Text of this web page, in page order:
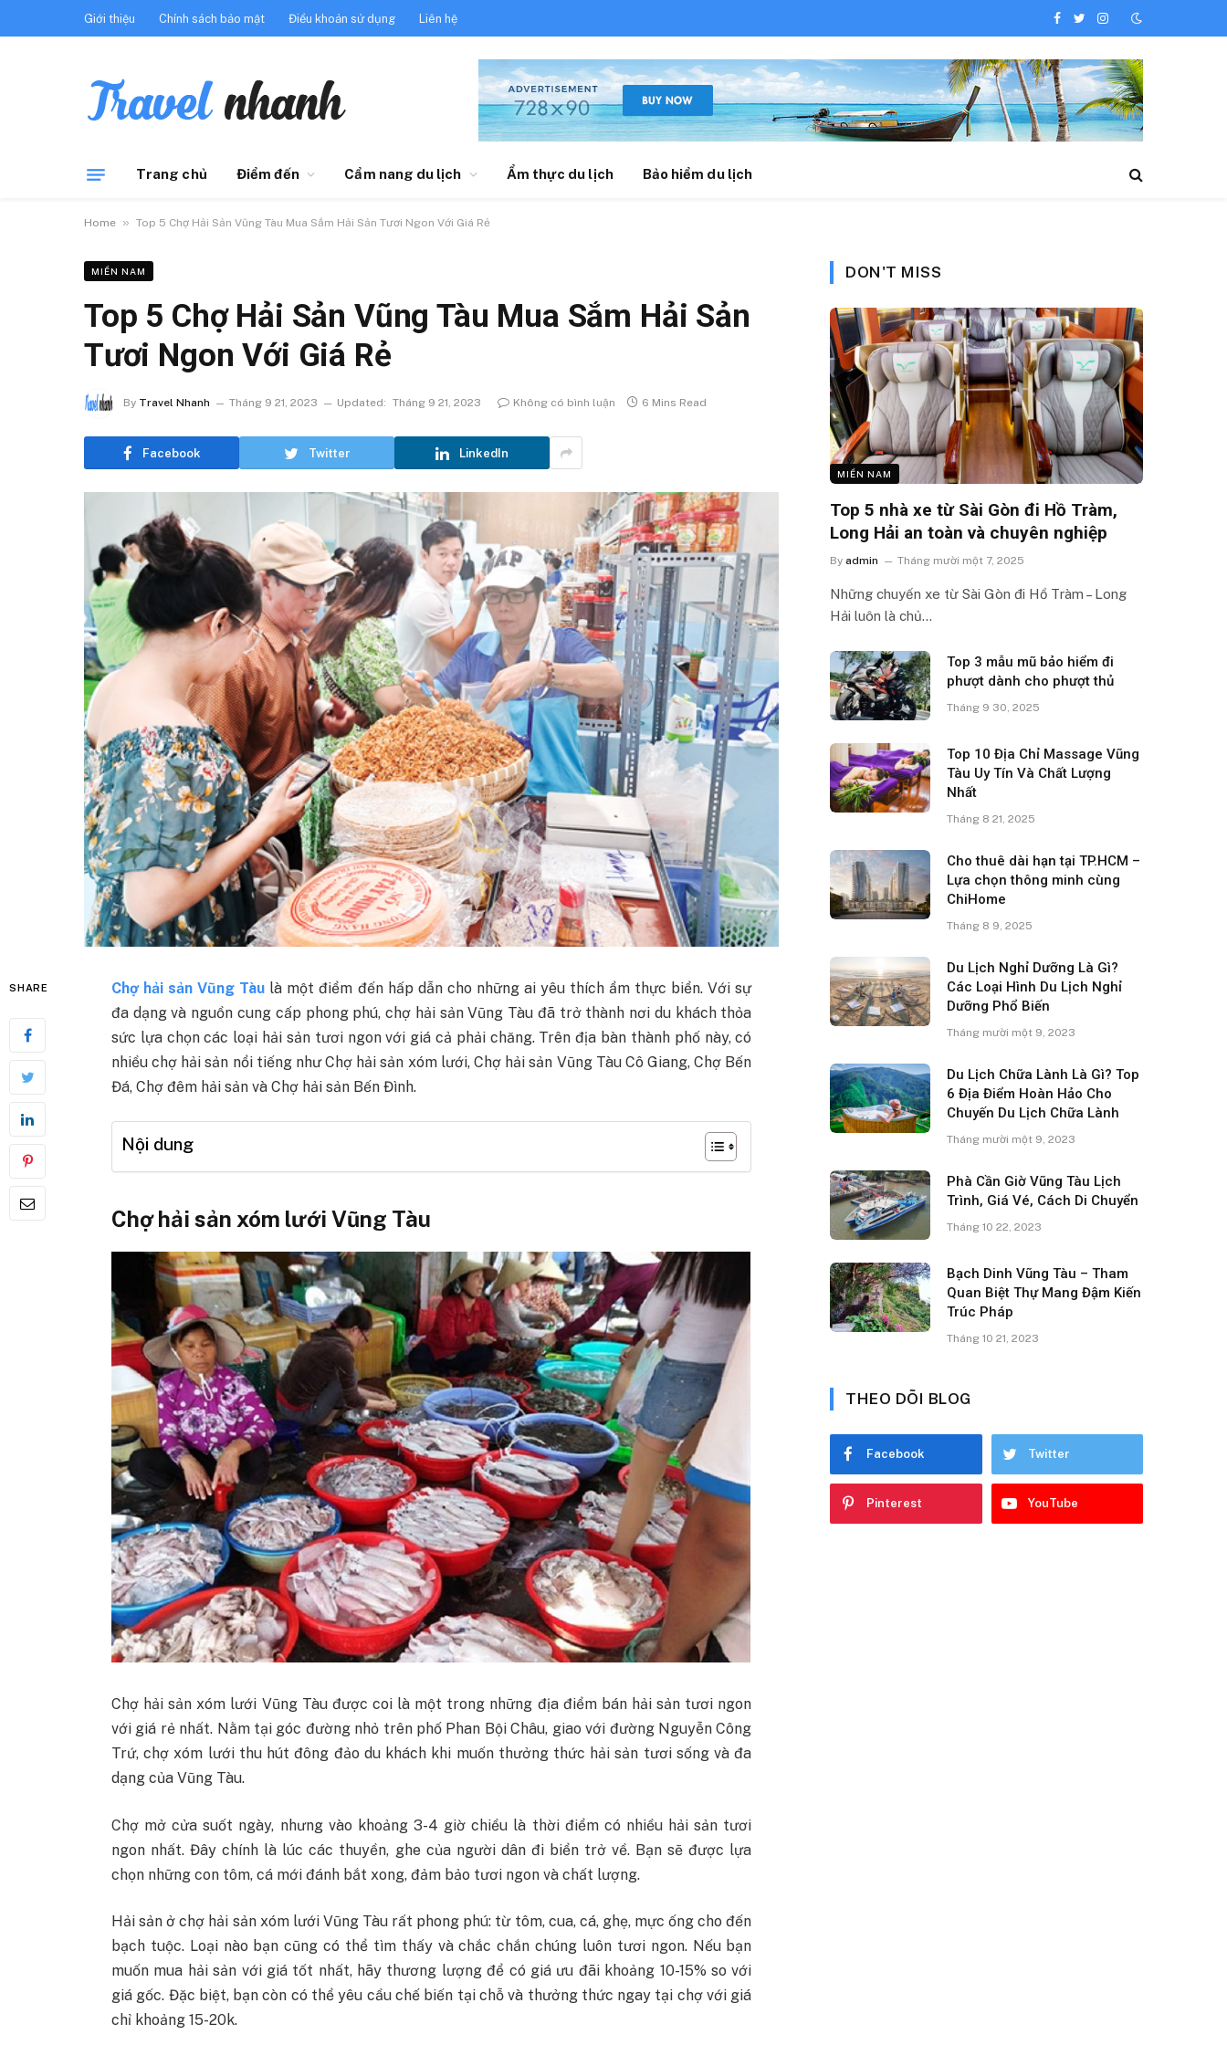
Giới thiệu Chính sách bảo mật Điều khoản sử dụng Liên hệ
Facebook
TwitterInstagram
Trang chủ Điểm đến Cẩm nang du lịch Ẩm thực du lịch Bảo hiểm du lịch
Home » Top 5 Chợ Hải Sản Vũng Tàu Mua Sắm Hải Sản Tươi Ngon Với Giá Rẻ
MIỀN NAM
Top 5 Chợ Hải Sản Vũng Tàu Mua Sắm Hải Sản
Tươi Ngon Với Giá Rẻ
By Travel Nhanh Tháng 9 21, 2023 Updated: Tháng 9 21, 2023 Không có bình luận 6 Mins Read
Facebook Twitter LinkedIn
SHARE Chợ hải sản Vũng Tàu là một điểm đến hấp dẫn cho những ai yêu thích ẩm thực biển. Với sự
đa dạng và nguồn cung cấp phong phú, chợ hải sản Vũng Tàu đã trở thành nơi du khách thỏa
sức lựa chọn các loại hải sản tươi ngon với giá cả phải chăng. Trên địa bàn thành phố này, có
nhiều chợ hải sản nổi tiếng như Chợ hải sản xóm lưới, Chợ hải sản Vũng Tàu Cô Giang, Chợ Bến
Đá, Chợ đêm hải sản và Chợ hải sản Bến Đình.
Nội dung
Chợ hải sản xóm lưới Vũng Tàu
Chợ hải sản xóm lưới Vũng Tàu được coi là một trong những địa điểm bán hải sản tươi ngon
với giá rẻ nhất. Nằm tại góc đường nhỏ trên phố Phan Bội Châu, giao với đường Nguyễn Công
Trứ, chợ xóm lưới thu hút đông đảo du khách khi muốn thưởng thức hải sản tươi sống và đa
dạng của Vũng Tàu.
Chợ mở cửa suốt ngày, nhưng vào khoảng 3-4 giờ chiều là thời điểm có nhiều hải sản tươi
ngon nhất. Đây chính là lúc các thuyền, ghe của người dân đi biển trở về. Bạn sẽ được lựa
chọn những con tôm, cá mới đánh bắt xong, đảm bảo tươi ngon và chất lượng.
Hải sản ở chợ hải sản xóm lưới Vũng Tàu rất phong phú: từ tôm, cua, cá, ghẹ, mực ống cho đến
bạch tuộc. Loại nào bạn cũng có thể tìm thấy và chắc chắn chúng luôn tươi ngon. Nếu bạn
muốn mua hải sản với giá tốt nhất, hãy thương lượng để có giá ưu đãi khoảng 10-15% so với
giá gốc. Đặc biệt, bạn còn có thể yêu cầu chế biến tại chỗ và thưởng thức ngay tại chợ với giá
chỉ khoảng 15-20k.
DON'T MISS
MIỀN NAM
Top 5 nhà xe từ Sài Gòn đi Hồ Tràm,
Long Hải an toàn và chuyên nghiệp
By admin Tháng mười một 7, 2025
Những chuyến xe từ Sài Gòn đi Hồ Tràm – Long
Hải luôn là chủ…
Top 3 mẫu mũ bảo hiểm đi
phượt dành cho phượt thủ
Tháng 9 30, 2025
Top 10 Địa Chỉ Massage Vũng
Tàu Uy Tín Và Chất Lượng
Nhất
Tháng 8 21, 2025
Cho thuê dài hạn tại TP.HCM –
Lựa chọn thông minh cùng
ChiHome
Tháng 8 9, 2025
Du Lịch Nghỉ Dưỡng Là Gì?
Các Loại Hình Du Lịch Nghỉ
Dưỡng Phổ Biến
Tháng mười một 9, 2023
Du Lịch Chữa Lành Là Gì? Top
6 Địa Điểm Hoàn Hảo Cho
Chuyến Du Lịch Chữa Lành
Tháng mười một 9, 2023
Phà Cần Giờ Vũng Tàu Lịch
Trình, Giá Vé, Cách Di Chuyển
Tháng 10 22, 2023
Bạch Dinh Vũng Tàu – Tham
Quan Biệt Thự Mang Đậm Kiến
Trúc Pháp
Tháng 10 21, 2023
THEO DÕI BLOG
Facebook Twitter
Pinterest YouTube